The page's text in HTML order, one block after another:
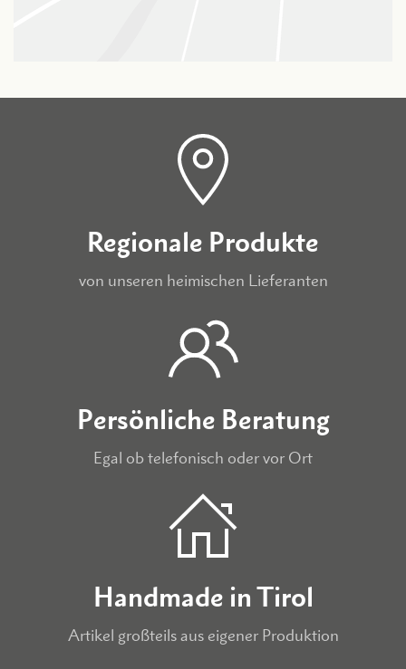
Regionale Produkte
von unseren heimischen Lieferanten
Persönliche Beratung
Egal ob telefonisch oder vor Ort
Handmade in Tirol
Artikel großteils aus eigener Produktion